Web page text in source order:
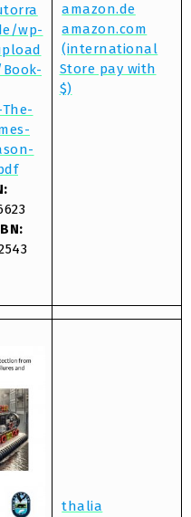
wp-
amazon.de
amazon.com
(international
Store pay with
$)
thalia